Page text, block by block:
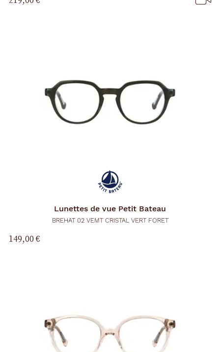
Lunettes de vue Petit Bateau
BREHAT 02 VEMT CRISTAL VERT FORET
149,00 €